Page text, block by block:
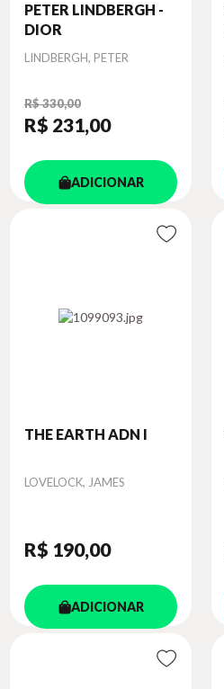
PETER LINDBERGH -
DIOR
Autor
LINDBERGH, PETER
R$ 330,00
R$ 231,00
ADICIONAR
THE EARTH ADN I
Autor
LOVELOCK, JAMES
R$ 190,00
ADICIONAR